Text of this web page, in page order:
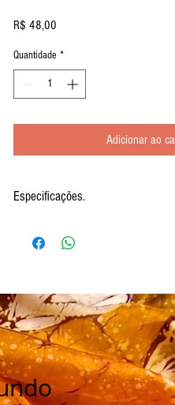
R$ 48,00
Quantidade *
Adicionar ao
Especificações.
modernista das artes plásticas, Picasso,